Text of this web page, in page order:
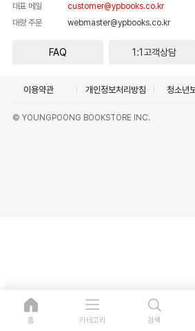
대표 메일
customer@ypbooks.co.kr
대량 주문
webmaster@ypbooks.co.kr
FAQ 1:1고객상담
이용약관 개인정보처리방침 청소년
© YOUNGPOONG BOOKSTORE INC.
홈 카테고리 검색